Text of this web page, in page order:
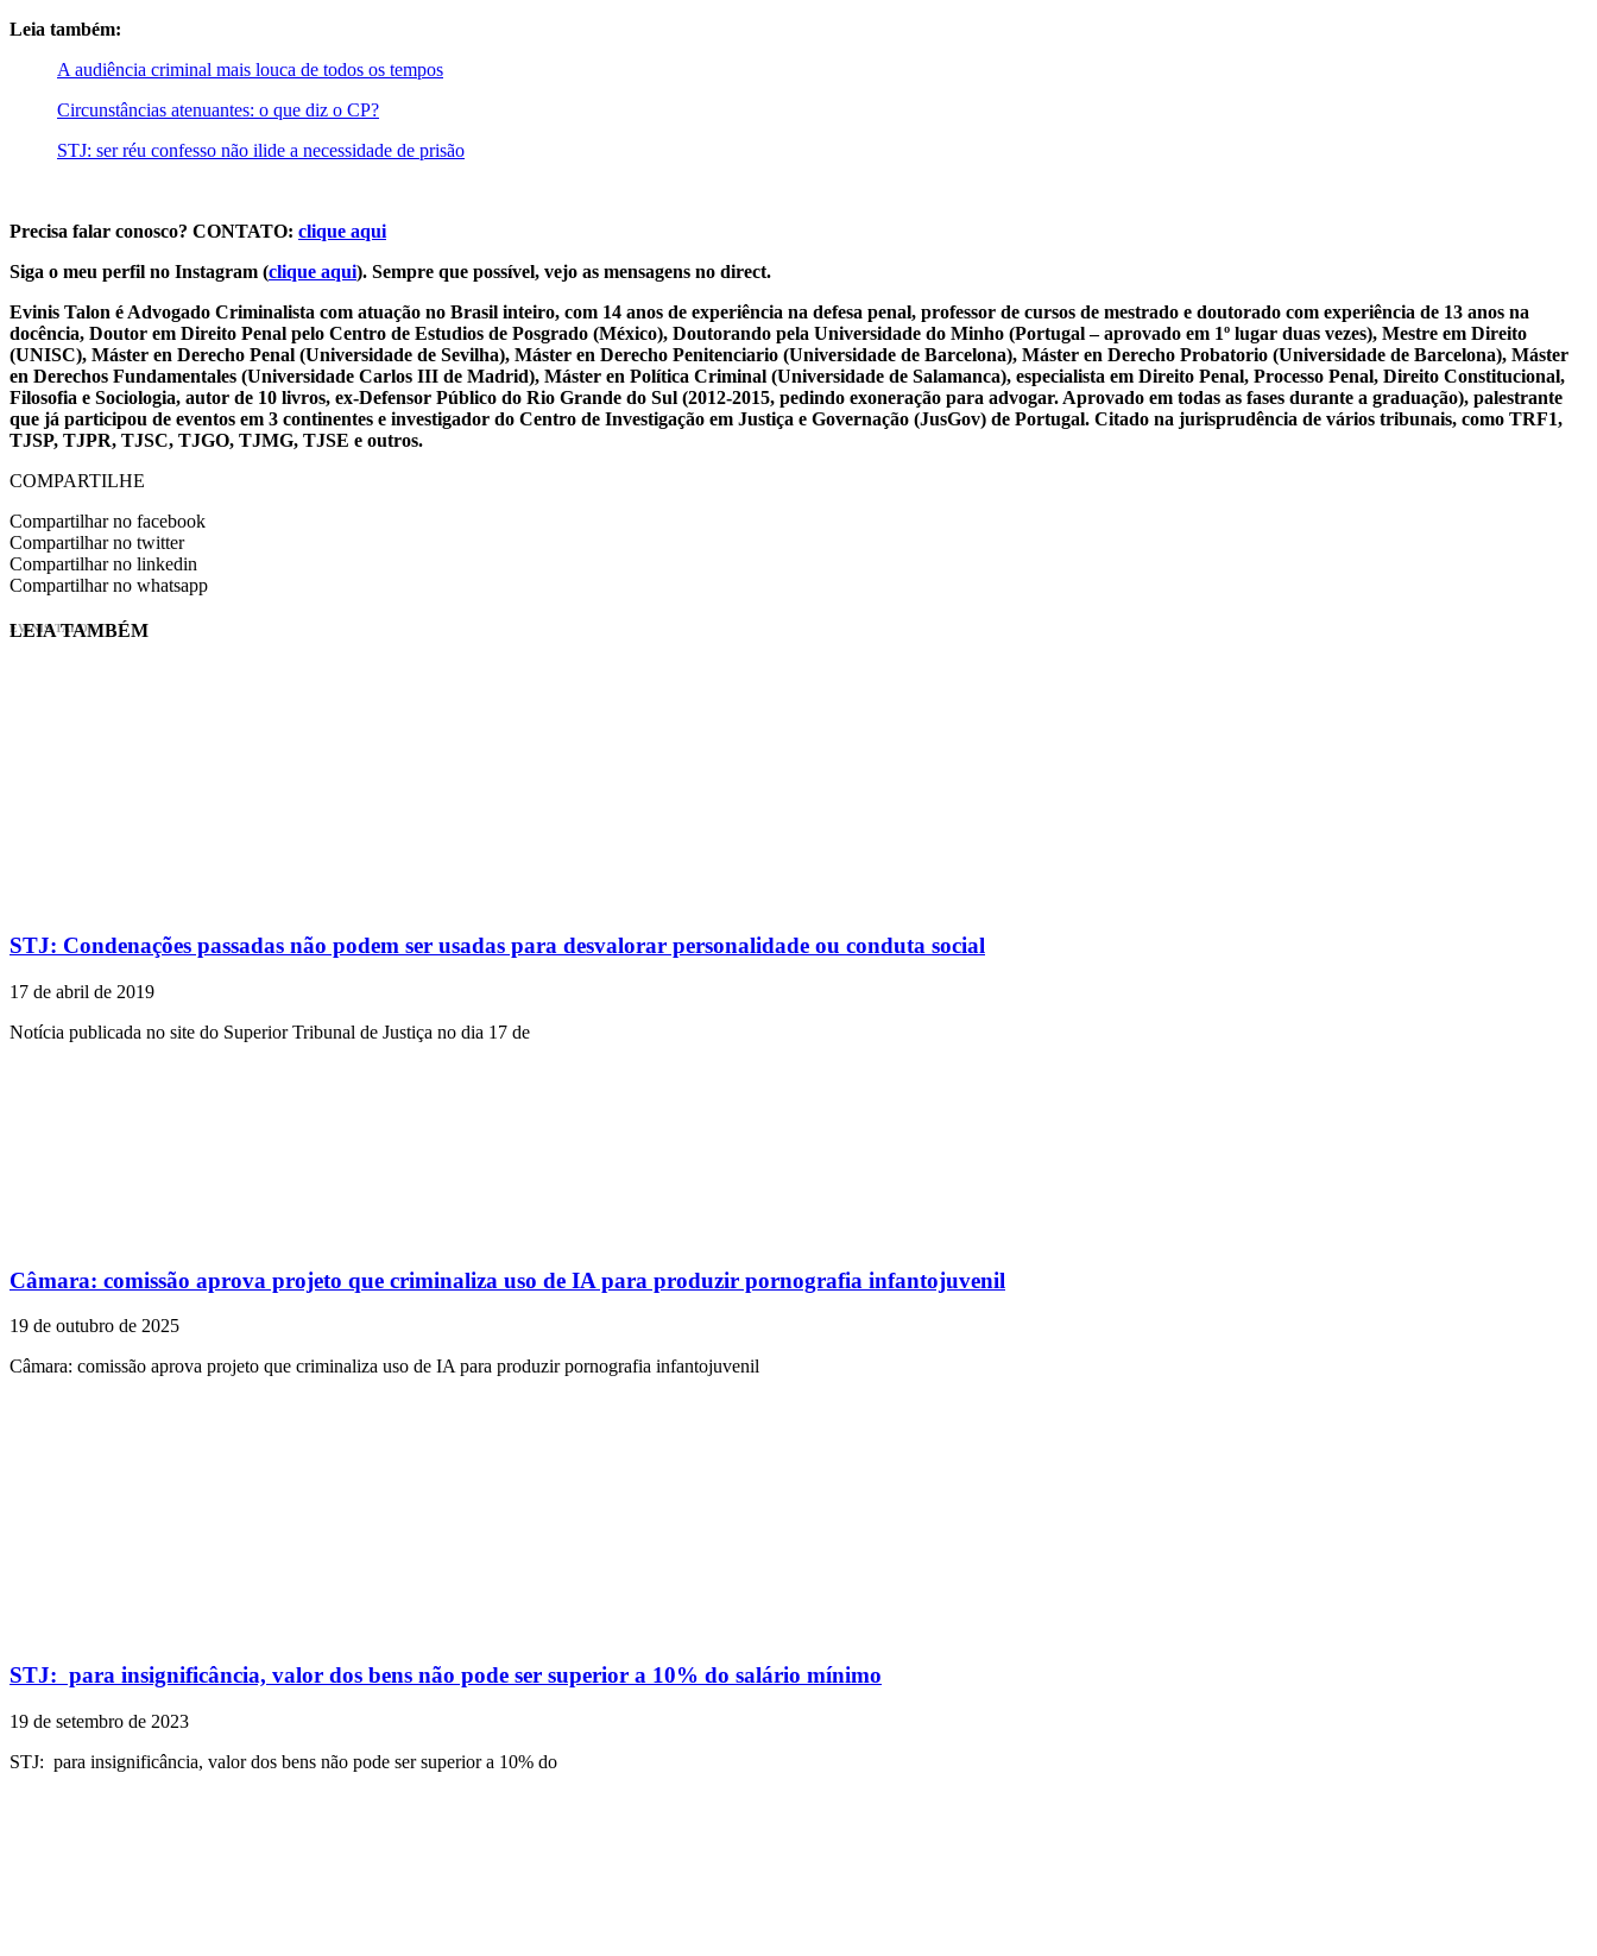
Leia também:
A audiência criminal mais louca de todos os tempos
Circunstâncias atenuantes: o que diz o CP?
STJ: ser réu confesso não ilide a necessidade de prisão
Precisa falar conosco? CONTATO: clique aqui
Siga o meu perfil no Instagram (clique aqui). Sempre que possível, vejo as mensagens no direct.
Evinis Talon é Advogado Criminalista com atuação no Brasil inteiro, com 14 anos de experiência na defesa penal, professor de cursos de mestrado e doutorado com experiência de 13 anos na
docência, Doutor em Direito Penal pelo Centro de Estudios de Posgrado (México), Doutorando pela Universidade do Minho (Portugal – aprovado em 1º lugar duas vezes), Mestre em Direito
(UNISC), Máster en Derecho Penal (Universidade de Sevilha), Máster en Derecho Penitenciario (Universidade de Barcelona), Máster en Derecho Probatorio (Universidade de Barcelona), Máster
en Derechos Fundamentales (Universidade Carlos III de Madrid), Máster en Política Criminal (Universidade de Salamanca), especialista em Direito Penal, Processo Penal, Direito Constitucional,
Filosofia e Sociologia, autor de 10 livros, ex-Defensor Público do Rio Grande do Sul (2012-2015, pedindo exoneração para advogar. Aprovado em todas as fases durante a graduação), palestrante
que já participou de eventos em 3 continentes e investigador do Centro de Investigação em Justiça e Governação (JusGov) de Portugal. Citado na jurisprudência de vários tribunais, como TRF1,
TJSP, TJPR, TJSC, TJGO, TJMG, TJSE e outros.
COMPARTILHE
Compartilhar no facebook
Compartilhar no twitter
Compartilhar no linkedin
Compartilhar no whatsapp
EVINIS TALON
LEIA TAMBÉM
STJ: Condenações passadas não podem ser usadas para desvalorar personalidade ou conduta social
17 de abril de 2019
Notícia publicada no site do Superior Tribunal de Justiça no dia 17 de
Câmara: comissão aprova projeto que criminaliza uso de IA para produzir pornografia infantojuvenil
19 de outubro de 2025
Câmara: comissão aprova projeto que criminaliza uso de IA para produzir pornografia infantojuvenil
STJ: para insignificância, valor dos bens não pode ser superior a 10% do salário mínimo
19 de setembro de 2023
STJ: para insignificância, valor dos bens não pode ser superior a 10% do